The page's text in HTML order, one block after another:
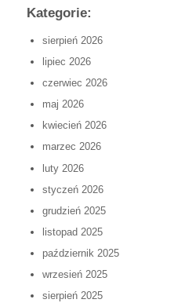
Kategorie:
sierpień 2026
lipiec 2026
czerwiec 2026
maj 2026
kwiecień 2026
marzec 2026
luty 2026
styczeń 2026
grudzień 2025
listopad 2025
październik 2025
wrzesień 2025
sierpień 2025